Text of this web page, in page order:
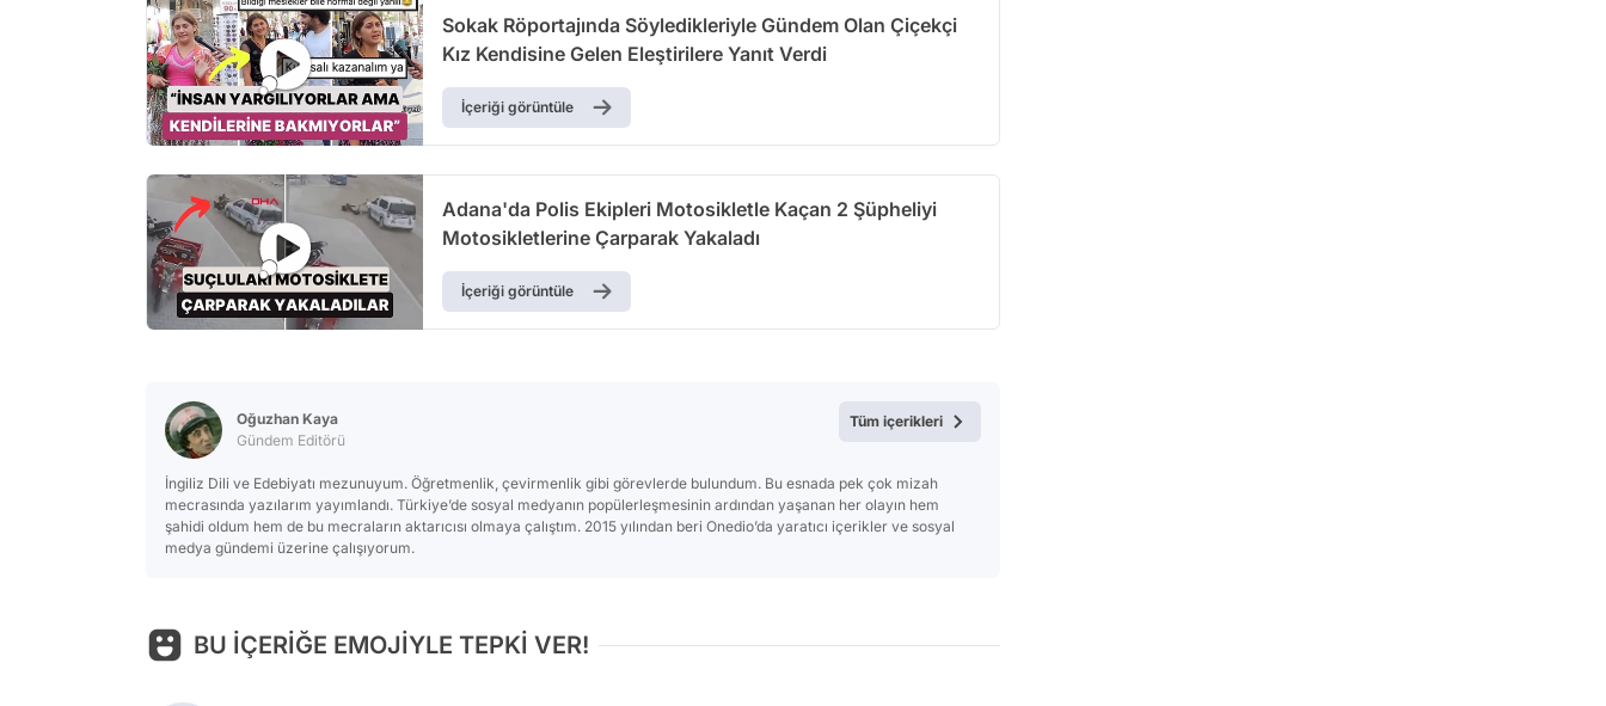
Sokak Röportajında Söyledikleriyle Gündem Olan Çiçekçi
Kız Kendisine Gelen Eleştirilere Yanıt Verdi
İçeriği görüntüle
Adana'da Polis Ekipleri Motosikletle Kaçan 2 Şüpheliyi
Motosikletlerine Çarparak Yakaladı
İçeriği görüntüle
Oğuzhan Kaya
Gündem Editörü
İngiliz Dili ve Edebiyatı mezunuyum. Öğretmenlik, çevirmenlik gibi görevlerde bulundum. Bu esnada pek çok mizah
mecrasında yazılarım yayımlandı. Türkiye’de sosyal medyanın popülerleşmesinin ardından yaşanan her olayın hem
şahidi oldum hem de bu mecraların aktarıcısı olmaya çalıştım. 2015 yılından beri Onedio’da yaratıcı içerikler ve sosyal
medya gündemi üzerine çalışıyorum.
Tüm içerikleri
BU İÇERİĞE EMOJİYLE TEPKİ VER!